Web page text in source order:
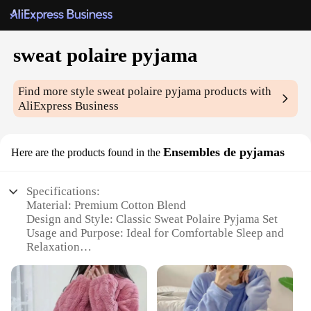
sweat polaire pyjama
Find more stylesweat polaire pyjama products with
AliExpress Business
Here are the products found in the Ensembles de pyjamas
Specifications:
Material: Premium Cotton Blend
Design and Style: Classic Sweat Polaire Pyjama Set
Usage and Purpose: Ideal for Comfortable Sleep and
Relaxation
Shape or Size or Weight or Quantity: Available in
Multiple Sizes and Quantities
Performance and Property: Breathable and